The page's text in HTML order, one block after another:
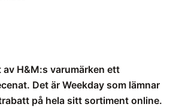
H&M:s varumärken ett
Det är Weekday som lämnar
på hela sitt sortiment online.